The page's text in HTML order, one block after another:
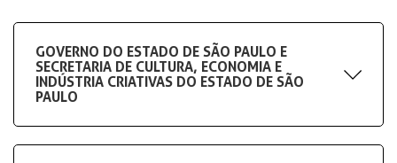
GOVERNO DO ESTADO DE SÃO PAULO E
SECRETARIA DE CULTURA, ECONOMIA E
INDÚSTRIA CRIATIVAS DO ESTADO DE SÃO
PAULO